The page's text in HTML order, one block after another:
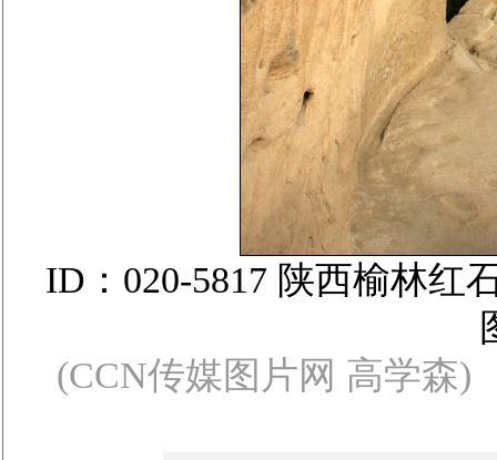
ID：020-5817 陕西榆林
(CCN传媒图片网 高学森)